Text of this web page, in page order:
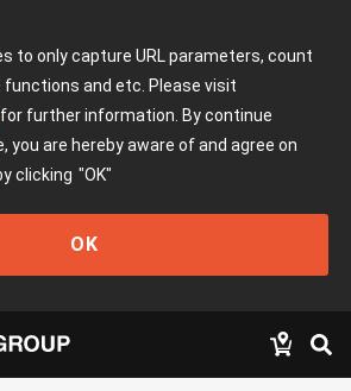
to only capture URL parameters, count
functions and etc. Please visit
for further information. By continue
you are hereby aware of and agree on
clicking "OK"
OK